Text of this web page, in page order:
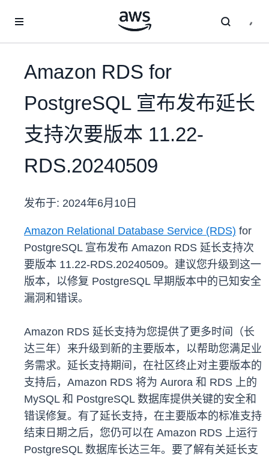
Amazon RDS for
PostgreSQL 宣布发布延长
支持次要版本 11.22-
RDS.20240509
发布于: 2024年6月10日
Amazon Relational Database Service (RDS) for
PostgreSQL 宣布发布 Amazon RDS 延长支持次
要版本 11.22-RDS.20240509。建议您升级到这一
版本，以修复 PostgreSQL 早期版本中的已知安全
漏洞和错误。
Amazon RDS 延长支持为您提供了更多时间（长
达三年）来升级到新的主要版本，以帮助您满足业
务需求。延长支持期间，在社区终止对主要版本的
支持后，Amazon RDS 将为 Aurora 和 RDS 上的
MySQL 和 PostgreSQL 数据库提供关键的安全和
错误修复。有了延长支持，在主要版本的标准支持
结束日期之后，您仍可以在 Amazon RDS 上运行
PostgreSQL 数据库长达三年。要了解有关延长支